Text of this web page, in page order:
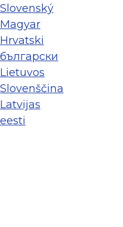
Slovenský
Magyar
Hrvatski
български
Lietuvos
Slovenščina
Latvijas
eesti